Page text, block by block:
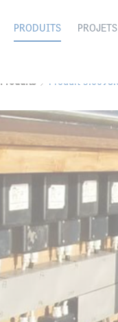
PRODUITS PROJETS
Produits Produit